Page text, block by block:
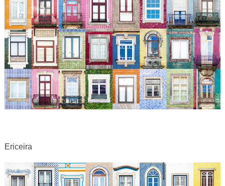
Ericeira